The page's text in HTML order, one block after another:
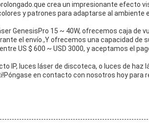
crea un impresionante efecto
y patrones para adaptarse al ambiente
GenesisPro 15 ~ 40W, ofrecemos caja de
el envío.,Y ofrecemos una capacidad de
US $ 600 ~ USD 3000, y aceptamos el
IP, luces láser de discoteca, o luces de haz
en contacto con nosotros hoy para